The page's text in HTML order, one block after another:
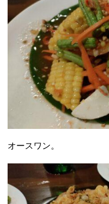
オースワン。